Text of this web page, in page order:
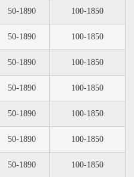
50-1890 100-1850
50-1890 100-1850
50-1890 100-1850
50-1890 100-1850
50-1890 100-1850
50-1890 100-1850
50-1890 100-1850